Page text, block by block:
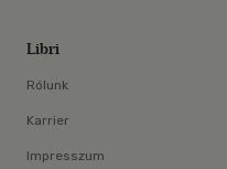
Libri
Rólunk
Karrier
Impresszum